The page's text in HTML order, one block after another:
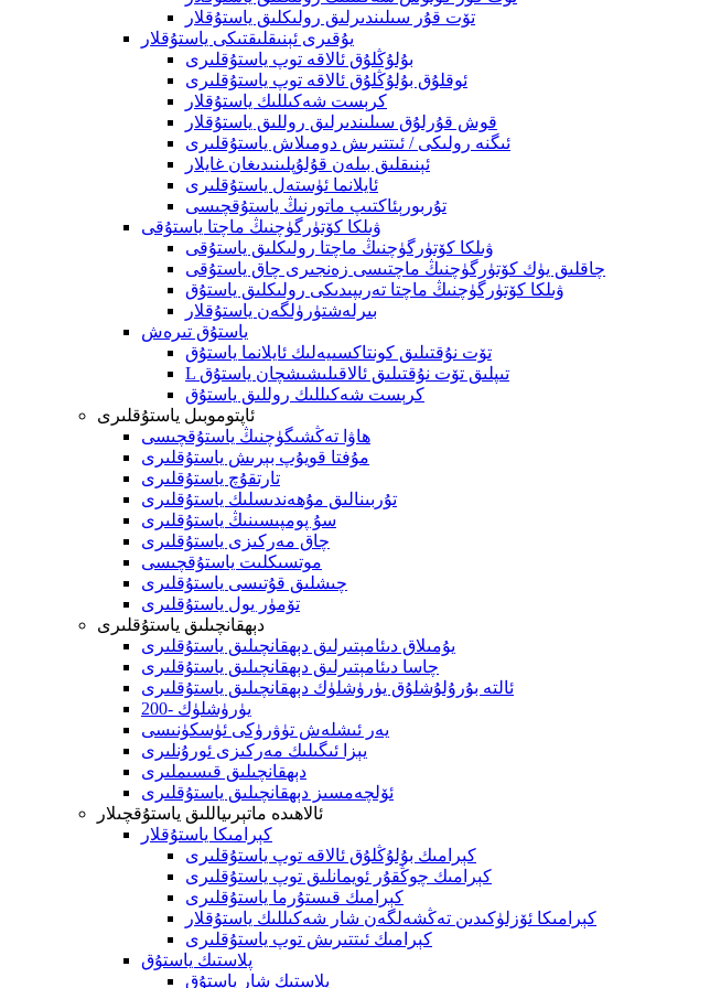
تۆت قۇر سىلىندىرلىق رولىكلىق ياستۇقلار
يۇقىرى ئېنىقلىقتىكى ياستۇقلار
بۇلۇڭلۇق ئالاقە توپ ياستۇقلىرى
ئوقلۇق بۇلۇڭلۇق ئالاقە توپ ياستۇقلىرى
كرېست شەكىللىك ياستۇقلار
قوش قۇرلۇق سىلىندىرلىق روللىق ياستۇقلار
ئىگنە رولىكى / ئىتتىرىش دومىلاش ياستۇقلىرى
ئېنىقلىق بىلەن قۇلۇپلىنىدىغان غايلار
ئايلانما ئۈستەل ياستۇقلىرى
تۇربورېئاكتىپ ماتورنىڭ ياستۇقچىسى
ۋىلكا كۆتۈرگۈچنىڭ ماچتا ياستۇقى
ۋىلكا كۆتۈرگۈچنىڭ ماچتا رولىكلىق ياستۇقى
چاقلىق يۈك كۆتۈرگۈچنىڭ ماچتىسى زەنجىرى چاق ياستۇقى
ۋىلكا كۆتۈرگۈچنىڭ ماچتا تەرىپىدىكى رولىكلىق ياستۇق
بىرلەشتۈرۈلگەن ياستۇقلار
ياستۇق تىرەش
تۆت نۇقتىلىق كونتاكسىيەلىك ئايلانما ياستۇق
L تىپلىق تۆت نۇقتىلىق ئالاقىلىشىشچان ياستۇق
كرېست شەكىللىك روللىق ياستۇق
ئاپتوموبىل ياستۇقلىرى
ھاۋا تەڭشىگۈچنىڭ ياستۇقچىسى
مۇفتا قويۇپ بېرىش ياستۇقلىرى
تارتقۇچ ياستۇقلىرى
تۇربىنالىق مۇھەندىسلىك ياستۇقلىرى
سۇ پومپىسىنىڭ ياستۇقلىرى
چاق مەركىزى ياستۇقلىرى
موتسىكلىت ياستۇقچىسى
چىشلىق قۇتىسى ياستۇقلىرى
تۆمۈر يول ياستۇقلىرى
دېھقانچىلىق ياستۇقلىرى
يۇمىلاق دىئامېتىرلىق دېھقانچىلىق ياستۇقلىرى
چاسا دىئامېتىرلىق دېھقانچىلىق ياستۇقلىرى
ئالتە بۇرۇلۇشلۇق يۈرۈشلۈك دېھقانچىلىق ياستۇقلىرى
200- يۈرۈشلۈك
يەر ئىشلەش تۈۋرۈكى ئۈسكۈنىسى
يېزا ئىگىلىك مەركىزى ئورۇنلىرى
دېھقانچىلىق قىسىملىرى
ئۆلچەمسىز دېھقانچىلىق ياستۇقلىرى
ئالاھىدە ماتېرىياللىق ياستۇقچىلار
كېرامىكا ياستۇقلار
كېرامىك بۇلۇڭلۇق ئالاقە توپ ياستۇقلىرى
كېرامىك چوڭقۇر ئويمانلىق توپ ياستۇقلىرى
كېرامىك قىستۇرما ياستۇقلىرى
كېرامىكا ئۆزلۈكىدىن تەڭشەلگەن شار شەكىللىك ياستۇقلار
كېرامىك ئىتتىرىش توپ ياستۇقلىرى
پلاستىك ياستۇق
پلاستىك شار ياستۇق